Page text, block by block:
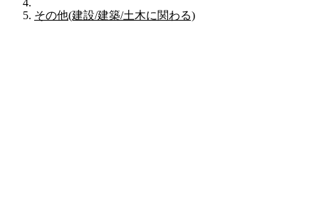
その他(建設/建築/土木に関わる)